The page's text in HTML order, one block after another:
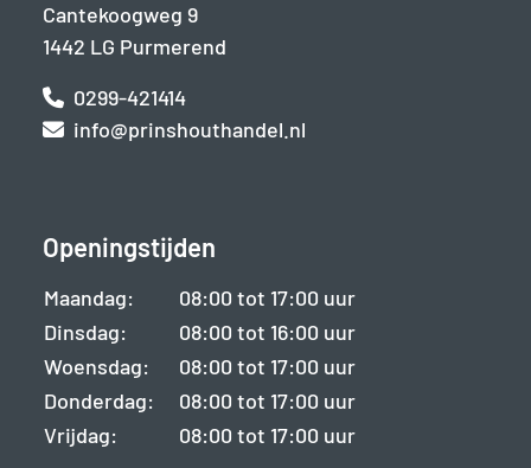
Cantekoogweg 9
1442 LG Purmerend
0299-421414
info@prinshouthandel.nl
Openingstijden
Maandag:
08:00 tot 17:00 uur
Dinsdag:
08:00 tot 16:00 uur
Woensdag:
08:00 tot 17:00 uur
Donderdag:
08:00 tot 17:00 uur
Vrijdag:
08:00 tot 17:00 uur